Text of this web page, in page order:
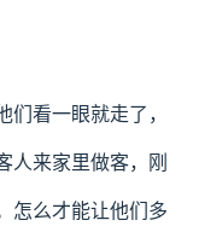
看一眼就走了，
人来家里做客，刚
怎么才能让他们多